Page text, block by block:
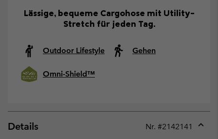
Lässige, bequeme Cargohose mit Utility-
Stretch für jeden Tag.
Outdoor Lifestyle Gehen
Omni-Shield™
Details Nr. #2142141